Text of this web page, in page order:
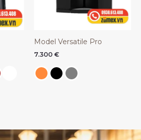
Model Versatile Pro
7.300 €